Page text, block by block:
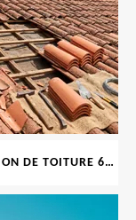
RÉPARATION DE TOITURE 69 RHONE, TUILES CASSÉES OU ABIMÉES